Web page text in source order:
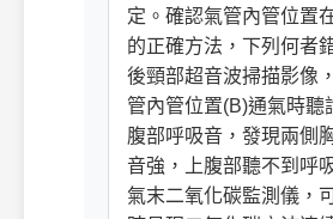
定。確認氣管內管位置
的正確方法，下列何者
後頸部超音波掃描影像
管內管位置(B)通氣時聽
腹部呼吸音，發現兩側
音強，上腹部聽不到呼
氣末二氧化碳監測儀，